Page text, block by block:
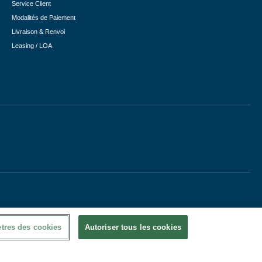
Service Client
Modalités de Paiement
Livraison & Renvoi
Leasing / LOA
des cookies Autoriser tous les cookies